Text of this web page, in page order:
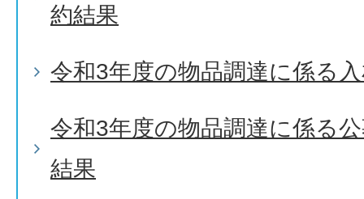
約結果
令和3年度の物品調達に係る
令和3年度の物品調達に係る
結果